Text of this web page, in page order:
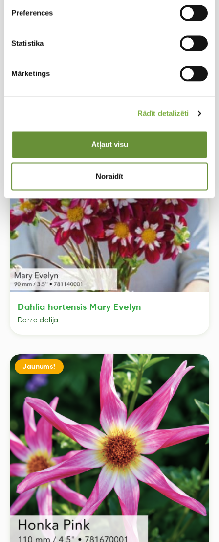
Preferences
Statistika
Mārketings
Rādīt detalizēti
Atļaut visu
Noraidīt
Dahlia hortensis Mary Evelyn
Dahlia hortensis Mary Evelyn
Dārza dālija